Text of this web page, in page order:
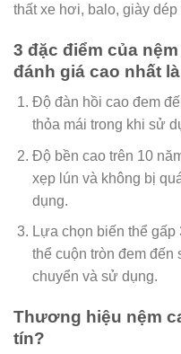
thất xe hơi, balo, giày
3 đặc điểm của
đánh giá cao nhất
Độ đàn hồi cao đem
thỏa mái trong khi sử
Độ bền cao trên 10
xẹp lún và không bị
dụng.
Lựa chọn biến thể gấp
thể cuộn tròn đem đến
chuyển và sử dụng.
Thương hiệu nệm
tín?